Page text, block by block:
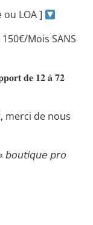
LOA ]
Mois SANS
𝐝𝐞 𝟏𝟐 𝐚̀ 𝟕𝟐
merci de nous
𝘣𝘰𝘶𝘵𝘪𝘲𝘶𝘦 𝘱𝘳𝘰